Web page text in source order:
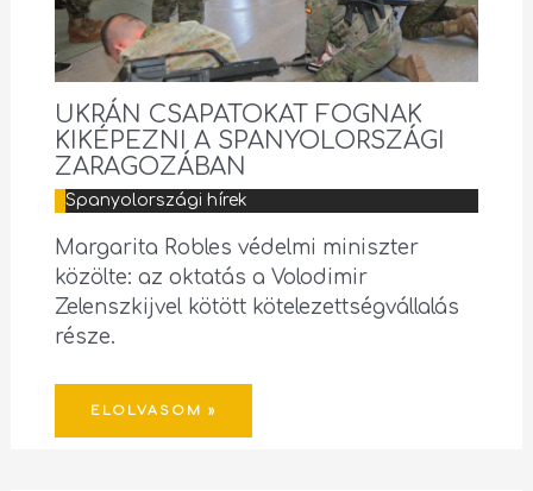
UKRÁN CSAPATOKAT FOGNAK
KIKÉPEZNI A SPANYOLORSZÁGI
ZARAGOZÁBAN
Spanyolországi hírek
Margarita Robles védelmi miniszter
közölte: az oktatás a Volodimir
Zelenszkijvel kötött kötelezettségvállalás
része.
ELOLVASOM »